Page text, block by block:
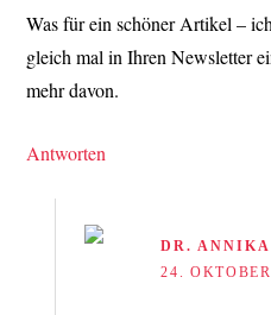
Was für ein schöner Artikel –
gleich mal in Ihren Newsletter
mehr davon.
Antworten
DR.
24.